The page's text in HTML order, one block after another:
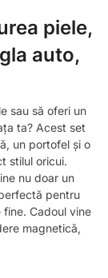
piele,
auto,
sau să oferi un
ta? Acest set
un portofel și o
stilul oricui.
nu doar un
pentru
Cadoul vine
magnetică,